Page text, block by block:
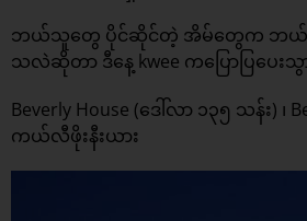
ဘယ်သူတွေ ပိုင်ဆိုင်တဲ့ အိမ်တွေက ဘယ်လ
သလဲဆိုတာ ဒီနေ့ kwee ကပြောပြပေးသွာ
Beverly House (ဒေါ်လာ ၁၃၅ သန်း) ၊
ကယ်လီဖိုးနီးယား